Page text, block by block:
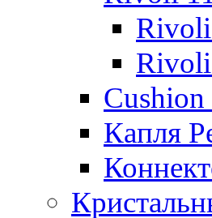
Капля